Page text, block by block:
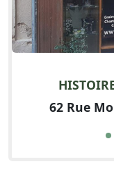
62 Rue